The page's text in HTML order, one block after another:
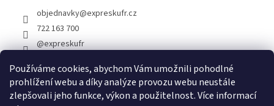
Používáme cookies, abychom Vám umožnili pohodlné
prohlížení webu a díky analýze provozu webu neustále
zlepšovali jeho funkce, výkon a použitelnost. Více informací
objednavky@expreskufr.cz
722 163 700
@expreskufr